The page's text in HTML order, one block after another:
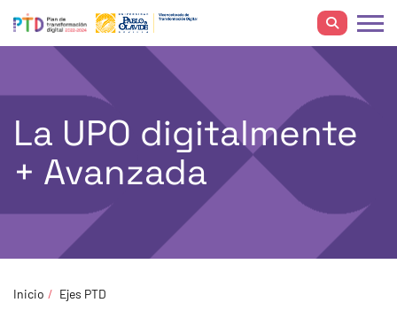
La UPO digitalmente
+ Avanzada
Inicio Ejes PTD